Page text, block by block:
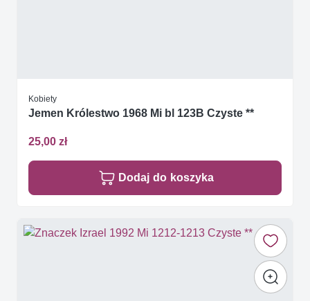
Kobiety
Jemen Królestwo 1968 Mi bl 123B Czyste **
25,00 zł
Dodaj do koszyka